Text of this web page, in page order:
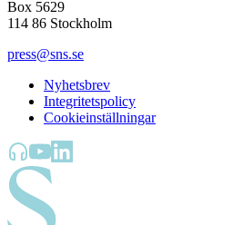
Box 5629
114 86 Stockholm
press@sns.se
Nyhetsbrev
Integritetspolicy
Cookieinställningar